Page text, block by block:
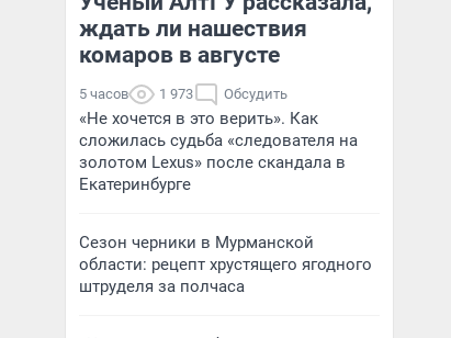
ждать ли нашествия
комаров в августе
5 часов 1 973 Обсудить
«Не хочется в это верить». Как
сложилась судьба «следователя на
золотом Lexus» после скандала в
Екатеринбурге
Сезон черники в Мурманской
области: рецепт хрустящего ягодного
штруделя за полчаса